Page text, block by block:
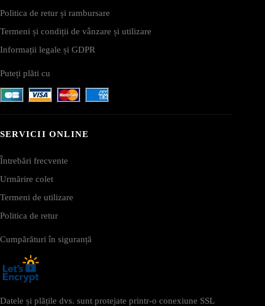
Politica de retur și rambursare
Termeni și condiții de vânzare și utilizare
Informații legale și GDPR
Puteți plăti cu
SERVICII ONLINE
Întrebări frecvente
Urmărire colet
Termeni de utilizare
Politica de retur
Cumpărături în siguranță
Datele și plățile dvs. sunt protejate printr-o conexiune SSL